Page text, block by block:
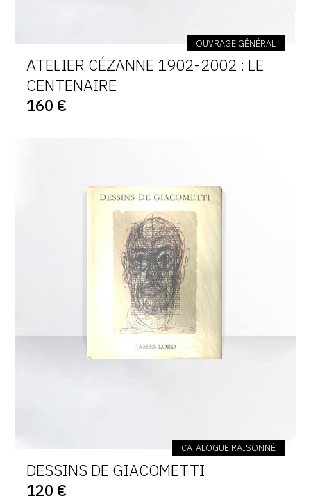
OUVRAGE GÉNÉRAL
ATELIER CÉZANNE 1902-2002 : LE
CENTENAIRE
160 €
CATALOGUE RAISONNÉ
DESSINS DE GIACOMETTI
120 €